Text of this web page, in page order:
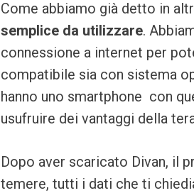
Come abbiamo già detto in
semplice da utilizzare.
connessione a internet per
compatibile sia con sistema
hanno uno smartphone con
usufruire dei vantaggi della
Dopo aver scaricato Divan, il
temere, tutti i dati che ti